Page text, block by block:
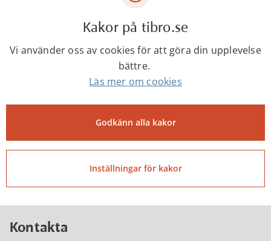
Tjänster och information
Checklistor och exempelritningar
Om anmälan på Boverket.se
Kontakta
Kakor på tibro.se
Vi använder oss av cookies för att göra din upplevelse
bättre.
Läs mer om cookies
Godkänn alla kakor
Inställningar för kakor